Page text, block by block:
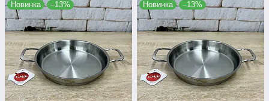
Новинка –13% Новинка –13%